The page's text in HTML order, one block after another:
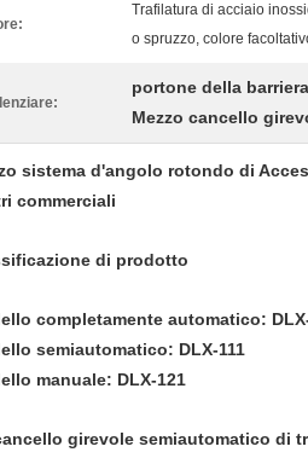
Trafilatura di acciaio
o spruzzo, colore
portone della
Mezzo cancello
sistema d'angolo rotondo di
commerciali
di prodotto
completamente automatico:
semiautomatico: DLX-111
manuale: DLX-121
girevole semiautomatico di